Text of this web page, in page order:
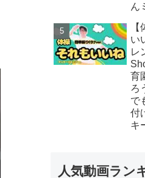
ん
い
レ
育
ろ
で
付
キ
人気動画ラン